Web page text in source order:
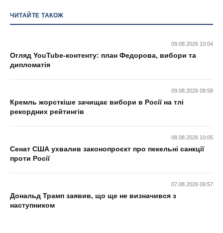
ЧИТАЙТЕ ТАКОЖ
09.08.2026 10:04
Огляд YouTube-контенту: план Федорова, вибори та
дипломатія
09.08.2026 09:58
Кремль жорсткіше зачищає вибори в Росії на тлі
рекордних рейтингів
08.08.2026 10:05
Сенат США ухвалив законопроєкт про пекельні санкції
проти Росії
07.08.2026 09:57
Дональд Трамп заявив, що ще не визначився з
наступником